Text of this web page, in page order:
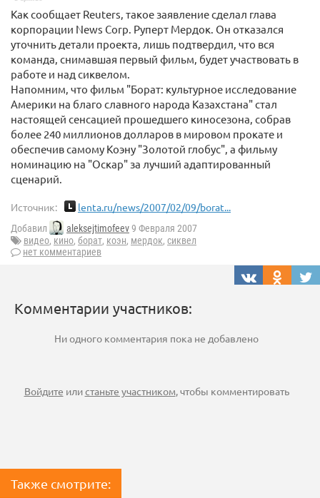
Как сообщает Reuters, такое заявление сделал глава
корпорации News Corp. Руперт Мердок. Он отказался
уточнить детали проекта, лишь подтвердил, что вся
команда, снимавшая первый фильм, будет участвовать в
работе и над сиквелом.
Напомним, что фильм "Борат: культурное исследование
Америки на благо славного народа Казахстана" стал
настоящей сенсацией прошедшего киносезона, собрав
более 240 миллионов долларов в мировом прокате и
обеспечив самому Коэну "Золотой глобус", а фильму
номинацию на "Оскар" за лучший адаптированный
сценарий.
Источник: lenta.ru/news/2007/02/09/borat...
Добавил aleksejtimofeev9 Февраля 2007
видео, кино, борат, коэн, мердок, сиквел
нет комментариев
Комментарии участников:
Ни одного комментария пока не добавлено
Войдите илистаньте участником, чтобы комментировать
Также смотрите: